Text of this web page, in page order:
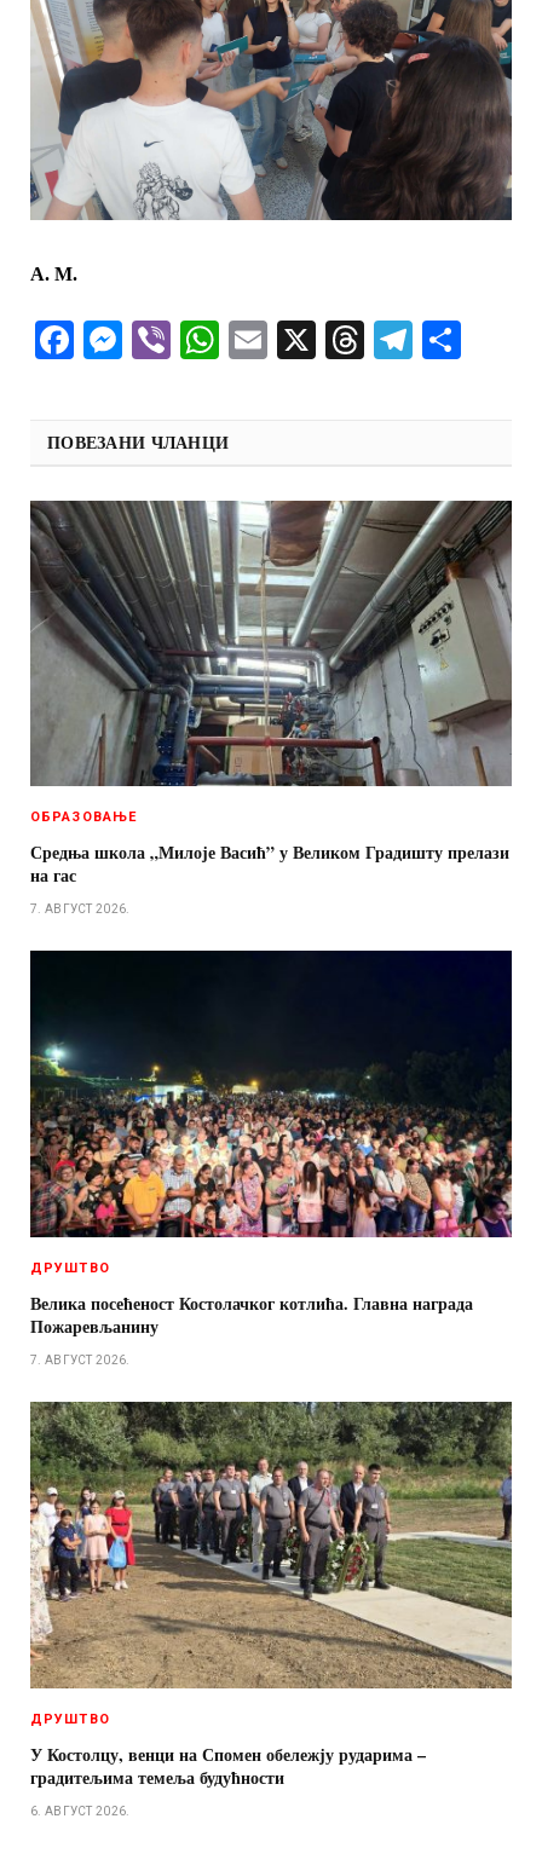
А. М.
Facebook
Messenger
ViberWhatsApp
Email
X Threads
ПОВЕЗАНИ ЧЛАНЦИ
ОБРАЗОВАЊЕ
Средња школа „Милоје Васић” у Великом Градишту прелази
на гас
7. АВГУСТ 2026.
ДРУШТВО
Велика посећеност Костолачког котлића. Главна награда
Пожаревљанину
7. АВГУСТ 2026.
ДРУШТВО
У Костолцу, венци на Спомен обележју рударима –
градитељима темеља будућности
6. АВГУСТ 2026.